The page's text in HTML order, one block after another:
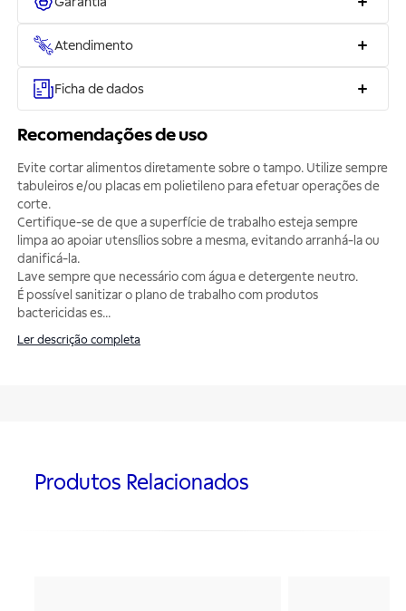
Atendimento
Ficha de dados
Recomendações de uso
Evite cortar alimentos diretamente sobre o tampo. Utilize sempre
tabuleiros e/ou placas em polietileno para efetuar operações de
corte.
Certifique-se de que a superfície de trabalho esteja sempre
limpa ao apoiar utensílios sobre a mesma, evitando arranhá-la ou
danificá-la.
Lave sempre que necessário com água e detergente neutro.
É possível sanitizar o plano de trabalho com produtos
bactericidas es...
Ler descrição completa
Produtos Relacionados